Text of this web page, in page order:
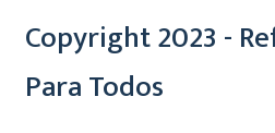
Copyright 2023 -
Para Todos